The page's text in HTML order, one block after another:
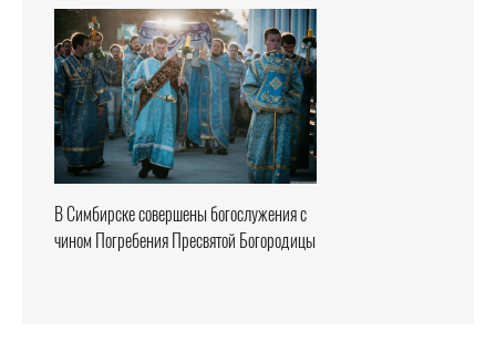
В Симбирске совершены богослужения с
чином Погребения Пресвятой Богородицы